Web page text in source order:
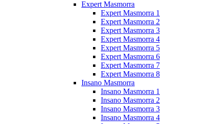
Expert Masmorra
Expert Masmorra 1
Expert Masmorra 2
Expert Masmorra 3
Expert Masmorra 4
Expert Masmorra 5
Expert Masmorra 6
Expert Masmorra 7
Expert Masmorra 8
Insano Masmorra
Insano Masmorra 1
Insano Masmorra 2
Insano Masmorra 3
Insano Masmorra 4